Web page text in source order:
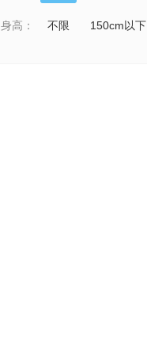
身高： 不限 150cm以下